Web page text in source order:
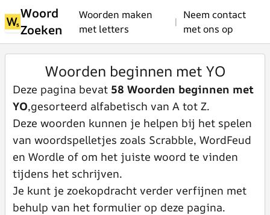
Woord
Zoeken
Woorden maken
met letters
|
Neem contact
met ons op
Woorden beginnen met YO
Deze pagina bevat 58 Woorden beginnen met
YO,gesorteerd alfabetisch van A tot Z.
Deze woorden kunnen je helpen bij het spelen
van woordspelletjes zoals Scrabble, WordFeud
en Wordle of om het juiste woord te vinden
tijdens het schrijven.
Je kunt je zoekopdracht verder verfijnen met
behulp van het formulier op deze pagina.